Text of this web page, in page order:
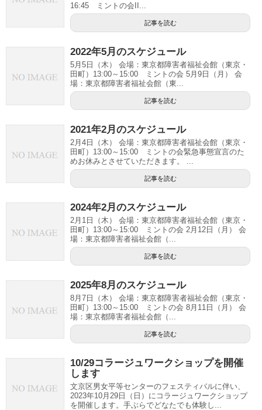
16:45 ミントの会II...
記事を読む
2022年5月のスケジュール
5月5日（木） 会場：東京都障害者福祉会館（東京・
田町）13:00～15:00 ミントの会 5月9日（月） 会
場：東京都障害者福祉会館（東...
記事を読む
2021年2月のスケジュール
2月4日（木） 会場：東京都障害者福祉会館（東京・
田町）13:00～15:00 ミントの会緊急事態宣言のた
めお休みとさせていただきます。 ...
記事を読む
2024年2月のスケジュール
2月1日（木） 会場：東京都障害者福祉会館（東京・
田町）13:00～15:00 ミントの会 2月12日（月） 会
場：東京都障害者福祉会館（...
記事を読む
2025年8月のスケジュール
8月7日（木） 会場：東京都障害者福祉会館（東京・
田町）13:00～15:00 ミントの会 8月11日（月） 会
場：東京都障害者福祉会館（...
記事を読む
10/29コラージュワークショップを開催
します
文京区男女平等センターのフェスティバルに伴い、
2023年10月29日（日）にコラージュワークショップ
を開催します。手ぶらでどなたでも体験し...